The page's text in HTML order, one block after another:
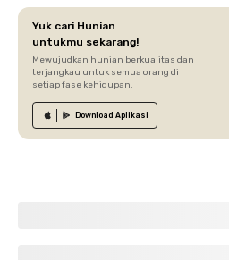
Yuk cari Hunian
untukmu sekarang!
Mewujudkan hunian berkualitas dan
terjangkau untuk semua orang di
setiap fase kehidupan.
Download Aplikasi